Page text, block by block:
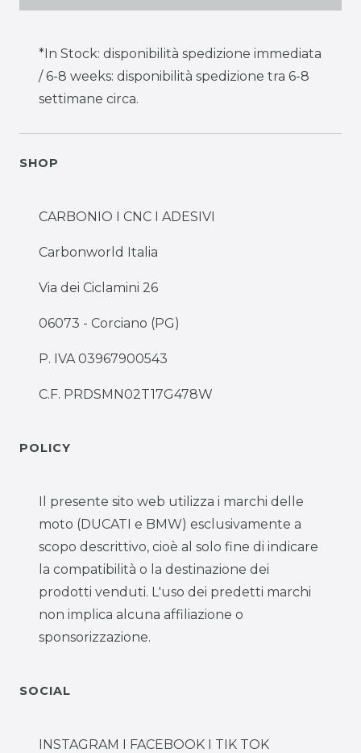
*In Stock: disponibilità spedizione immediata
/ 6-8 weeks: disponibilità spedizione tra 6-8
settimane circa.
SHOP
CARBONIO I CNC I ADESIVI
Carbonworld Italia
Via dei Ciclamini 26
06073 - Corciano (PG)
P. IVA 03967900543
C.F. PRDSMN02T17G478W
POLICY
Il presente sito web utilizza i marchi delle
moto (DUCATI e BMW) esclusivamente a
scopo descrittivo, cioè al solo fine di indicare
la compatibilità o la destinazione dei
prodotti venduti. L'uso dei predetti marchi
non implica alcuna affiliazione o
sponsorizzazione.
SOCIAL
INSTAGRAM I FACEBOOK I TIK TOK